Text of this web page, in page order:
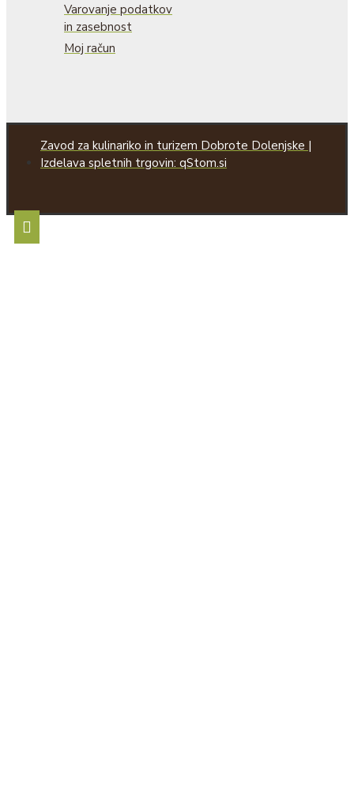
Varovanje podatkov
in zasebnost
Moj račun
Zavod za kulinariko in turizem Dobrote Dolenjske |
Izdelava spletnih trgovin: qStom.si